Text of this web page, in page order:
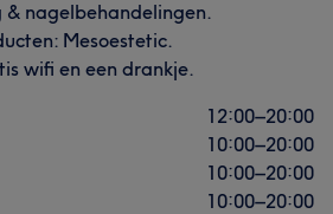
& nagelbehandelingen.
Mesoestetic.
wifi en een drankje.
12:00–20:00
10:00–20:00
10:00–20:00
10:00–20:00